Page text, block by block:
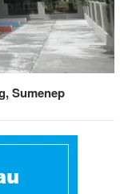
Sumenep